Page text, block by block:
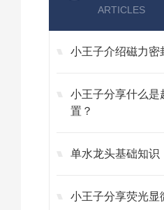
ARTICLES
小王子介绍磁力密
小王子分享什么是
置？
单水龙头基础知识
小王子分享荧光显